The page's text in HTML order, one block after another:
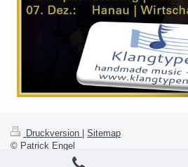
Druckversion
Sitemap
© Patrick Engel